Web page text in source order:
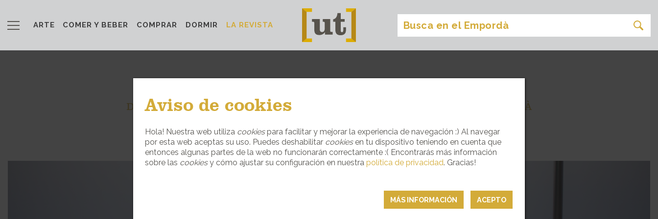
ARTE COMER Y BEBER COMPRAR DORMIR LA REVISTA
DESCUBRE LA VARIEDAD GASTRONÓMICA QUE TE OFRECE EL EMPORDÀ
CHIRINGUITOS
ACEPTO
MÁS INFORMACIÓN
Aviso de cookies
Hola! Nuestra web utiliza cookiespara facilitar y mejorar la experiencia de navegación :) Al navegar
por esta web aceptas su uso. Puedes deshabilitar cookiesen tu dispositivo teniendo en cuenta que
entonces algunas partes de la web no funcionarán correctamente :( Encontrarás más información
sobre las cookiesy cómo ajustar su configuración en nuestra política de privacidad. Gracias!